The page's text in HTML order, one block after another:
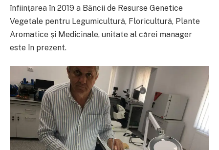
înființarea în 2019 a Băncii de Resurse Genetice
Vegetale pentru Legumicultură, Floricultură, Plante
Aromatice și Medicinale, unitate al cărei manager
este în prezent.